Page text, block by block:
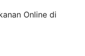
Online di